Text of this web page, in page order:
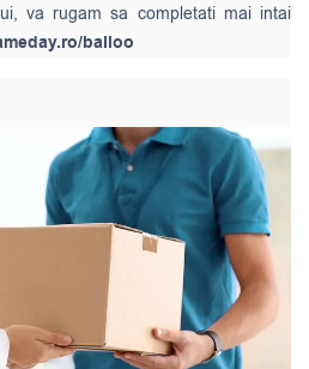
va rugam sa completati mai intai
balloo